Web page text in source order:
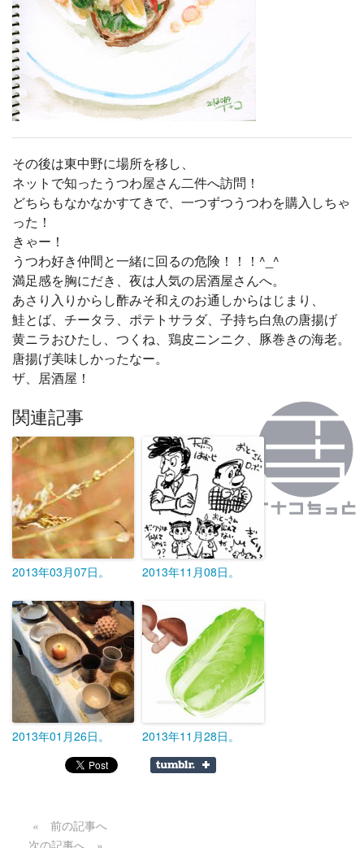
その後は東中野に場所を移し、
ネットで知ったうつわ屋さん二件へ訪問！
どちらもなかなかすてきで、一つずつうつわを購入しちゃ
った！
きゃー！
うつわ好き仲間と一緒に回るの危険！！！^_^
満足感を胸にだき、夜は人気の居酒屋さんへ。
あさり入りからし酢みそ和えのお通しからはじまり、
鮭とば、チータラ、ポテトサラダ、子持ち白魚の唐揚げ
黄ニラおひたし、つくね、鶏皮ニンニク、豚巻きの海老。
唐揚げ美味しかったなー。
ザ、居酒屋！
関連記事
2013年03月07日。 2013年11月08日。
2013年01月26日。 2013年11月28日。
« 前の記事へ